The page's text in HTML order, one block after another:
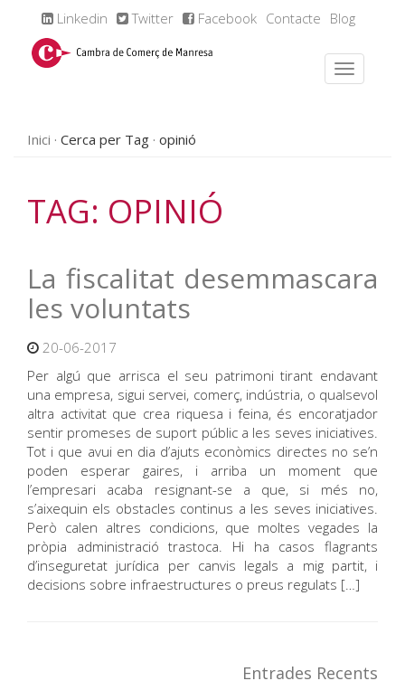
Linkedin Twitter Facebook Contacte Blog
Inici Cerca per Tag opinió
TAG: OPINIÓ
La fiscalitat desemmascara
les voluntats
20-06-2017
Per algú que arrisca el seu patrimoni tirant endavant
una empresa, sigui servei, comerç, indústria, o qualsevol
altra activitat que crea riquesa i feina, és encoratjador
sentir promeses de suport públic a les seves iniciatives.
Tot i que avui en dia d’ajuts econòmics directes no se’n
poden esperar gaires, i arriba un moment que
l’empresari acaba resignant-se a que, si més no,
s’aixequin els obstacles continus a les seves iniciatives.
Però calen altres condicions, que moltes vegades la
pròpia administració trastoca. Hi ha casos flagrants
d’inseguretat jurídica per canvis legals a mig partit, i
decisions sobre infraestructures o preus regulats […]
Entrades Recents